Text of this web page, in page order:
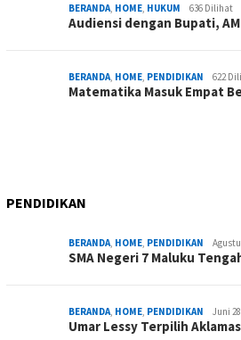
BERANDA HOME HUKUM 636 Dilihat
Audiensi dengan Bupati,
BERANDA HOME PENDIDIKAN 622
Matematika Masuk Empat
PENDIDIKAN
BERANDA HOME PENDIDIKAN
SMA Negeri 7 Maluku
BERANDA HOME PENDIDIKAN Juni
Umar Lessy Terpilih